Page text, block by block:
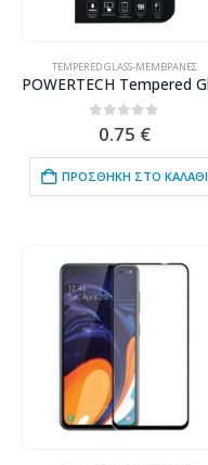
TEMPERED GLASS-ΜΕΜΒΡΆΝΕΣ
out of 5
0.75 €
ΠΡΟΣΘΉΚΗ ΣΤΟ ΚΑΛΆΘΙ